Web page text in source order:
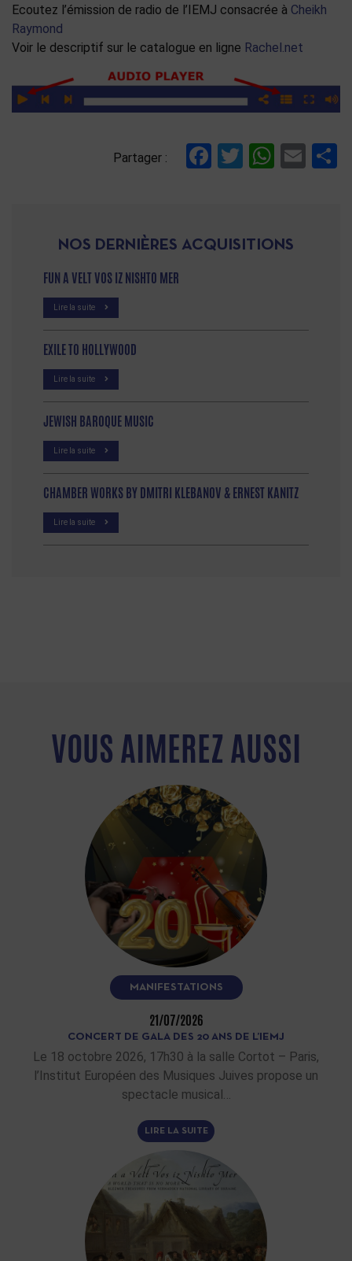
Ecoutez l’émission de radio de l’IEMJ consacrée à Cheikh
Raymond
Voir le descriptif sur le catalogue en ligne Rachel.net
Partager : Facebook
Twitter
NOS DERNIÈRES ACQUISITIONS
FUN A VELT VOS IZ NISHTO MER
Lire la suite
EXILE TO HOLLYWOOD
Lire la suite
JEWISH BAROQUE MUSIC
Lire la suite
CHAMBER WORKS BY DMITRI KLEBANOV & ERNEST KANITZ
Lire la suite
VOUS AIMEREZ AUSSI
MANIFESTATIONS
21/07/2026
CONCERT DE GALA DES 20 ANS DE L’IEMJ
Le 18 octobre 2026, 17h30 à la salle Cortot – Paris,
l’Institut Européen des Musiques Juives propose un
spectacle musical…
LIRE LA SUITE